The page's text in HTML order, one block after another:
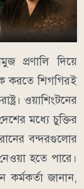
প্রণালি দিয়ে
করতে শিগগিরই
ওয়াশিংটনের
মধ্যে চুক্তির
বন্দরগুলোর
হতে পারে।
জানান,